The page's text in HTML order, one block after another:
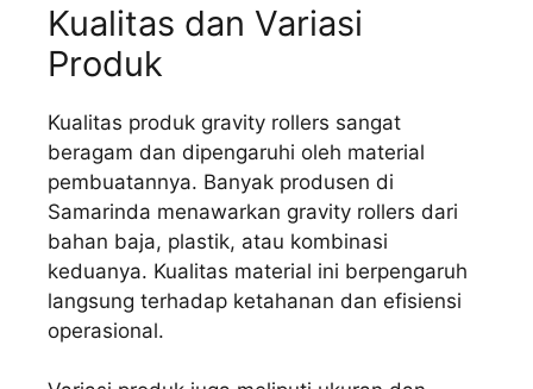
Kualitas dan Variasi
Produk
Kualitas produk gravity rollers sangat
beragam dan dipengaruhi oleh material
pembuatannya. Banyak produsen di
Samarinda menawarkan gravity rollers dari
bahan baja, plastik, atau kombinasi
keduanya. Kualitas material ini berpengaruh
langsung terhadap ketahanan dan efisiensi
operasional.